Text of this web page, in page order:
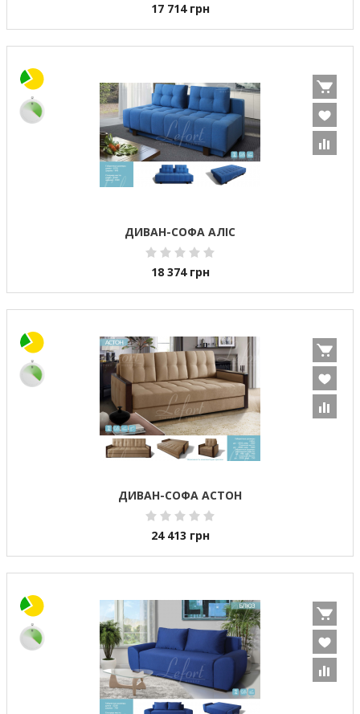
17 714 грн
ДИВАН-СОФА АЛІС
18 374 грн
ДИВАН-СОФА АСТОН
24 413 грн